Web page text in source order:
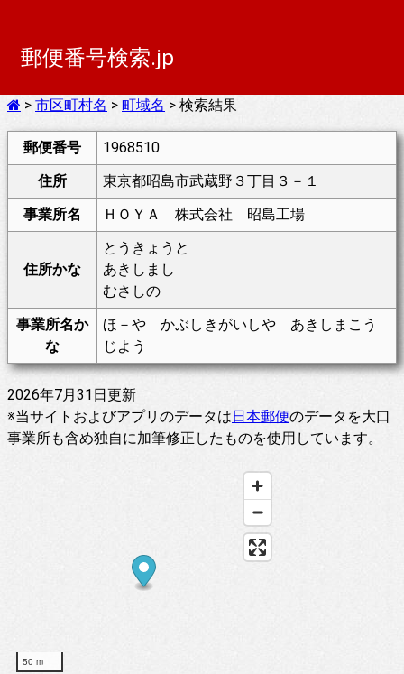
郵便番号検索.jp
> 市区町村名 > 町域名 > 検索結果
郵便番号
1968510
住所
東京都昭島市武蔵野３丁目３－１
事業所名
ＨＯＹＡ 株式会社 昭島工場
住所かな
とうきょうと
あきしまし
むさしの
事業所名か
な
ほ－や かぶしきがいしや あきしまこう
じよう
2026年7月31日更新
※当サイトおよびアプリのデータは日本郵便のデータを大口
事業所も含め独自に加筆修正したものを使用しています。
50 m